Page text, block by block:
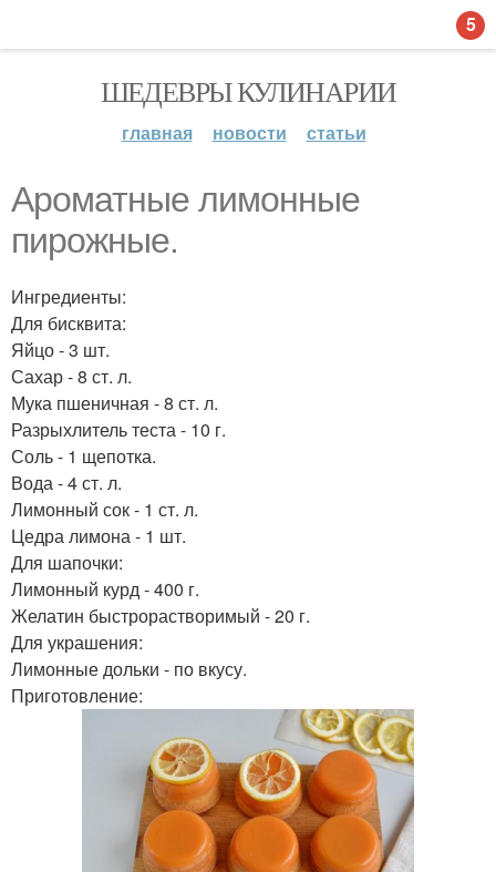
ШЕДЕВРЫ КУЛИНАРИИ
главная новости статьи
Ароматные лимонные
пирожные.
Ингредиенты:
Для бисквита:
Яйцо - 3 шт.
Сахар - 8 ст. л.
Мука пшеничная - 8 ст. л.
Разрыхлитель теста - 10 г.
Соль - 1 щепотка.
Вода - 4 ст. л.
Лимонный сок - 1 ст. л.
Цедра лимона - 1 шт.
Для шапочки:
Лимонный курд - 400 г.
Желатин быстрорастворимый - 20 г.
Для украшения:
Лимонные дольки - по вкусу.
Приготовление:
5